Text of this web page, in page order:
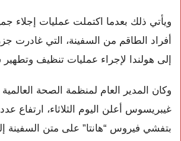
ويأتي ذلك بعدما اكتملت عمليات إجلاء
أفراد الطاقم من السفينة، التي غادرت
إلى هولندا لإجراء عمليات تنظيف
وكان المدير العام لمنظمة الصحة
غيبريسوس أعلن اليوم الثلاثاء، ارتفاع